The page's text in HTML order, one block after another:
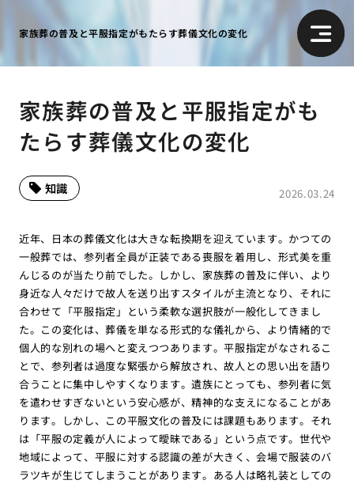
家族葬の普及と平服指定がもたらす葬儀文化の変化
家族葬の普及と平服指定がも
たらす葬儀文化の変化
2026.03.24
知識
近年、日本の葬儀文化は大きな転換期を迎えています。かつての
一般葬では、参列者全員が正装である喪服を着用し、形式美を重
んじるのが当たり前でした。しかし、家族葬の普及に伴い、より
身近な人々だけで故人を送り出すスタイルが主流となり、それに
合わせて「平服指定」という柔軟な選択肢が一般化してきまし
た。この変化は、葬儀を単なる形式的な儀礼から、より情緒的で
個人的な別れの場へと変えつつあります。平服指定がなされるこ
とで、参列者は過度な緊張から解放され、故人との思い出を語り
合うことに集中しやすくなります。遺族にとっても、参列者に気
を遣わせすぎないという安心感が、精神的な支えになることがあ
ります。しかし、この平服文化の普及には課題もあります。それ
は「平服の定義が人によって曖昧である」という点です。世代や
地域によって、平服に対する認識の差が大きく、会場で服装のバ
ラツキが生じてしまうことがあります。ある人は略礼装としての